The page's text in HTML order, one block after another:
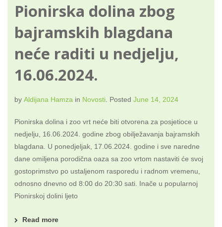
Pionirska dolina zbog
bajramskih blagdana
neće raditi u nedjelju,
16.06.2024.
by Aldijana Hamza in Novosti. Posted June 14, 2024
Pionirska dolina i zoo vrt neće biti otvorena za posjetioce u
nedjelju, 16.06.2024. godine zbog obilježavanja bajramskih
blagdana. U ponedjeljak, 17.06.2024. godine i sve naredne
dane omiljena porodična oaza sa zoo vrtom nastaviti će svoj
gostoprimstvo po ustaljenom rasporedu i radnom vremenu,
odnosno dnevno od 8:00 do 20:30 sati. Inače u popularnoj
Pionirskoj dolini ljeto
Read more